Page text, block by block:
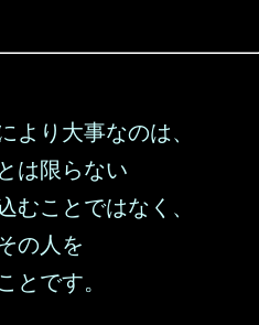
より大事なのは、
は限らない
むことではなく、
の人を
とです。